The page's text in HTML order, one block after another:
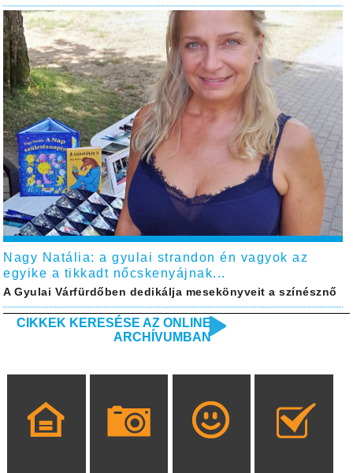
Nagy Natália: a gyulai strandon én vagyok az
egyike a tikkadt nőcskenyájnak...
A Gyulai Várfürdőben dedikálja mesekönyveit a színésznő
CIKKEK KERESÉSE AZ ONLINE
ARCHÍVUMBAN